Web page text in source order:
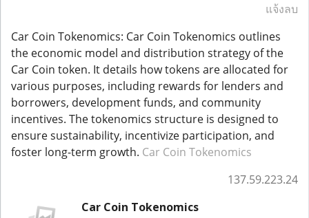
แจ้งลบ
Car Coin Tokenomics: Car Coin Tokenomics outlines
the economic model and distribution strategy of the
Car Coin token. It details how tokens are allocated for
various purposes, including rewards for lenders and
borrowers, development funds, and community
incentives. The tokenomics structure is designed to
ensure sustainability, incentivize participation, and
foster long-term growth. Car Coin Tokenomics
137.59.223.24
Car Coin Tokenomics